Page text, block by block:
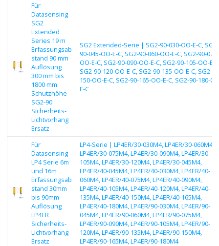
Für
Datasensing
SG2
Extended
Series 19 m
Erfassungsab
stand 90 mm
Auflösung
300 mm bis
1800 mm
Schutzhöhe
SG2-90
Sicherheits-
Lichtvorhang
Ersatz
SG2 Extended-Serie | SG2-90-030-OO-E-C, SG2-
90-045-OO-E-C, SG2-90-060-OO-E-C, SG2-90-075-
OO-E-C, SG2-90-090-OO-E-C, SG2-90-105-OO-E-
SG2-90-120-OO-E-C, SG2-90-135-OO-E-C, SG2-
150-OO-E-C, SG2-90-165-OO-E-C, SG2-90-180-
E-C
Für
Datasensing
LP4 Serie 6m
und 16m
Erfassungsab
stand 30mm
bis 90mm
Auflösung
LP4ER
Sicherheits-
Lichtvorhang
Ersatz
LP4-Serie | LP4ER/30-030M4, LP4ER/30-060M4,
LP4ER/30-075M4, LP4ER/30-090M4, LP4ER/30-
105M4, LP4ER/30-120M4, LP4ER/30-045M4,
LP4ER/40-045M4, LP4ER/40-030M4, LP4ER/40-
060M4, LP4ER/40-075M4, LP4ER/40-090M4,
LP4ER/40-105M4, LP4ER/40-120M4, LP4ER/40-
135M4, LP4ER/40-150M4, LP4ER/40-165M4,
LP4ER/40-180M4, LP4ER/90-030M4, LP4ER/90-
045M4, LP4ER/90-060M4, LP4ER/90-075M4,
LP4ER/90-090M4, LP4ER/90-105M4, LP4ER/90-
120M4, LP4ER/90-135M4, LP4ER/90-150M4,
LP4ER/90-165M4, LP4ER/90-180M4